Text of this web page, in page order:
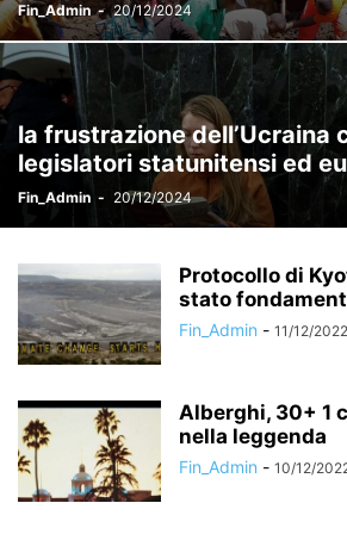
Fin_Admin - 20/12/2024
la frustrazione dell’Ucraina
legislatori statunitensi ed
Fin_Admin - 20/12/2024
Protocollo di
stato
Fin_Admin - 11/12/2022
Alberghi, 30+ 1
nella leggenda
Fin_Admin - 10/12/